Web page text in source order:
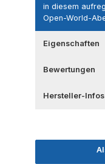
in diesem
Open-World-
Eigenschaften
Bewertungen
Hersteller-Infos